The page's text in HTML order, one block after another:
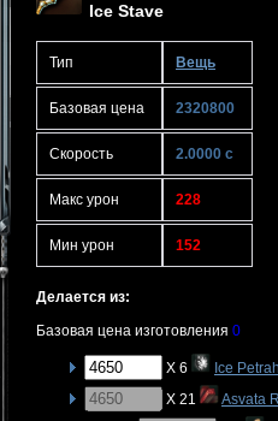
Ice Stave
Тип Вещь
Базовая цена 2320800
Скорость 2.0000 с
Макс урон 228
Мин урон 152
Делается из:
Базовая цена изготовления 0
X 6
Ice
X 21
Asvata